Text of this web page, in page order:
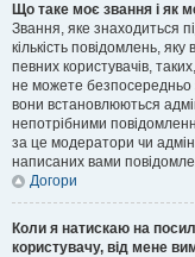
Що таке моє звання і як
Звання, яке знаходиться
кількість повідомлень,
певних користувачів,
не можете безпосередньо
вони встановлюються
непотрібними
за це модератори чи
написаних вами
Догори
Коли я натискаю на
користувачу, від мене